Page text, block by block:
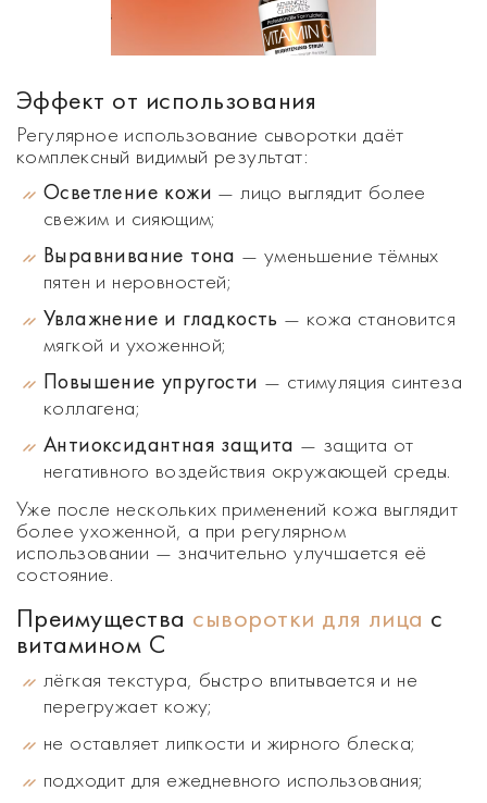
Эффект от использования
Регулярное использование сыворотки даёт
комплексный видимый результат:
Осветление кожи — лицо выглядит более
свежим и сияющим;
Выравнивание тона — уменьшение тёмных
пятен и неровностей;
Увлажнение и гладкость — кожа становится
мягкой и ухоженной;
Повышение упругости — стимуляция синтеза
коллагена;
Антиоксидантная защита — защита от
негативного воздействия окружающей среды.
Уже после нескольких применений кожа выглядит
более ухоженной, а при регулярном
использовании — значительно улучшается её
состояние.
Преимущества сыворотки для лица с
витамином C
лёгкая текстура, быстро впитывается и не
перегружает кожу;
не оставляет липкости и жирного блеска;
подходит для ежедневного использования;